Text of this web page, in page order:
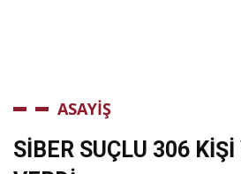
ASAYİŞ
SİBER SUÇLU 306 KİŞİ